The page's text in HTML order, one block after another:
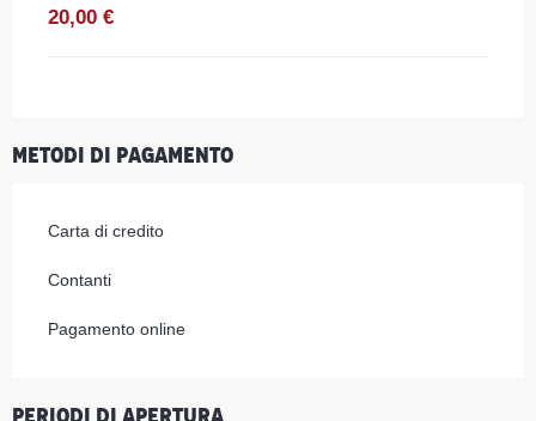
20,00 €
Metodi di pagamento
Carta di credito
Contanti
Pagamento online